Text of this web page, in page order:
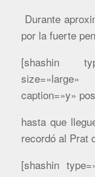
Durante
por la fuerte
[shashin
size=»large»
caption=»y»
hasta que
recordó al Prat
[shashin